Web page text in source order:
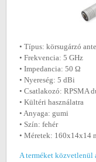
• Típus: körsugárzó
• Frekvencia: 5 GHz
• Impedancia: 50 Ω
• Nyereség: 5 dBi
• Csatlakozó: RPSMA
• Kültéri használatra
• Anyaga: gumi
• Szín: fehér
• Méretek: 160x14x14
A terméket közvetlenül